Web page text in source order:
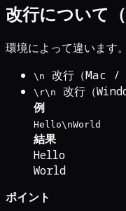
改行について
環境によって違います。
\n 改行（Mac /
\r\n
改行（
例
Hello\nWorld
結果
Hello
World
ポイント